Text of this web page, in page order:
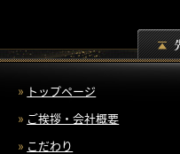
トップページ
ご挨拶・会社概要
こだわり